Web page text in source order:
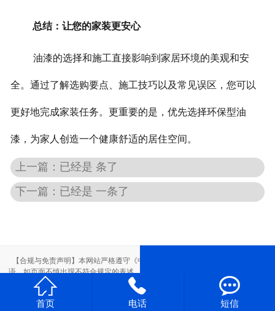
总结：让您的家装更安心
油漆的选择和施工直接影响到家居环境的美观和安
全。通过了解选购要点、施工技巧以及常见误区，您可以
更好地完成家装任务。更重要的是，优先选择环保型油
漆，为家人创造一个健康舒适的居住空间。
上一篇：已经是 条了
下一篇：已经是 一条了

首页

电话

短信
【合规与免责声明】本网站严格遵守《中华人民共和国广告法》，尽力规范用
语。如页面不慎出现不符合规定的表述，敬请联系我们，将立即更正；相关内容
仅供参考，不构成交易依据。
本站部分素材来自网络，如有侵权，请联系删除。